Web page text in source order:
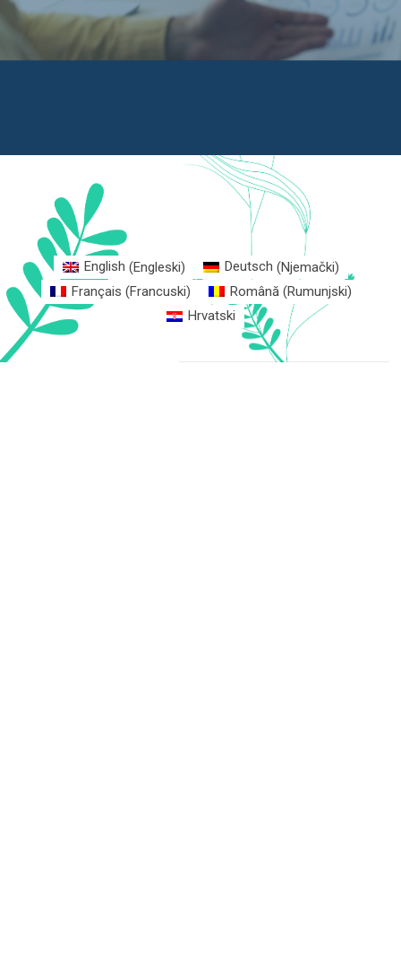
English (Engleski) Deutsch (Njemački)
Français (Francuski) Română(Rumunjski)
Hrvatski